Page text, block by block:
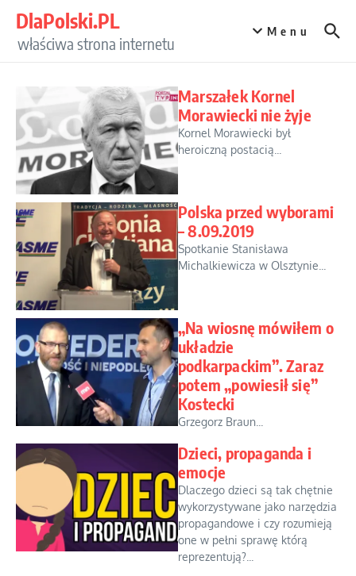
DlaPolski.PL
właściwa strona internetu
Menu
Marszałek Kornel
Morawiecki nie żyje
Kornel Morawiecki był
heroiczną postacią...
Polska przed wyborami
– 8.09.2019
Spotkanie Stanisława
Michalkiewicza w Olsztynie...
„Na wiosnę mówiłem o
układzie
podkarpackim”. Zaraz
potem „powiesił się”
Kostecki
Grzegorz Braun...
Dzieci, propaganda i
emocje
Dlaczego dzieci są tak chętnie
wykorzystywane jako narzędzia
propagandowe i czy rozumieją
one w pełni sprawę którą
reprezentują?...